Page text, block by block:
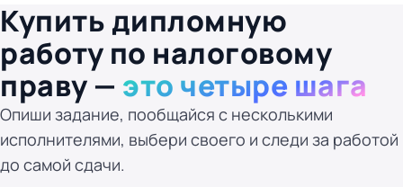
Купить дипломную
работу по налоговому
праву — это четыре шага
Опиши задание, пообщайся с несколькими
исполнителями, выбери своего и следи за работой
до самой сдачи.